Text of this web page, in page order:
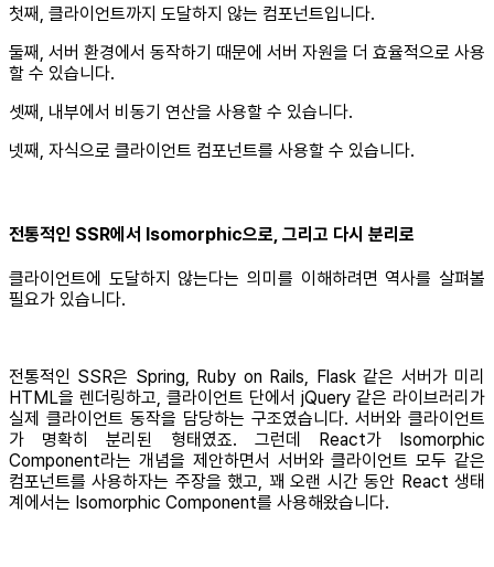
첫째, 클라이언트까지 도달하지 않는 컴포넌트입니다.
둘째, 서버 환경에서 동작하기 때문에 서버 자원을 더 효율적으로 사용
할 수 있습니다.
셋째, 내부에서 비동기 연산을 사용할 수 있습니다.
넷째, 자식으로 클라이언트 컴포넌트를 사용할 수 있습니다.
전통적인 SSR에서 Isomorphic으로, 그리고 다시 분리로
클라이언트에 도달하지 않는다는 의미를 이해하려면 역사를 살펴볼
필요가 있습니다.
전통적인 SSR은 Spring, Ruby on Rails, Flask 같은 서버가 미리
HTML을 렌더링하고, 클라이언트 단에서 jQuery 같은 라이브러리가
실제 클라이언트 동작을 담당하는 구조였습니다. 서버와 클라이언트
가 명확히 분리된 형태였죠. 그런데 React가 Isomorphic
Component라는 개념을 제안하면서 서버와 클라이언트 모두 같은
컴포넌트를 사용하자는 주장을 했고, 꽤 오랜 시간 동안 React 생태
계에서는 Isomorphic Component를 사용해왔습니다.